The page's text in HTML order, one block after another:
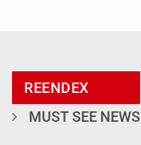
REENDEX
MUST SEE NEWS